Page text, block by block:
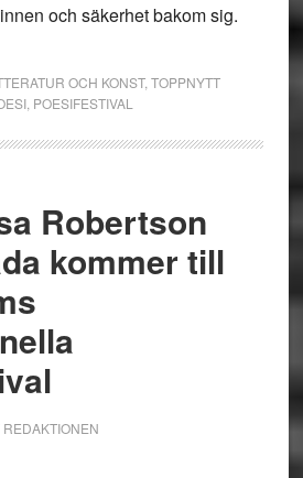
och säkerhet bakom sig.
OCH KONST, TOPPNYTT
, POESIFESTIVAL
Robertson
kommer till
REDAKTIONEN